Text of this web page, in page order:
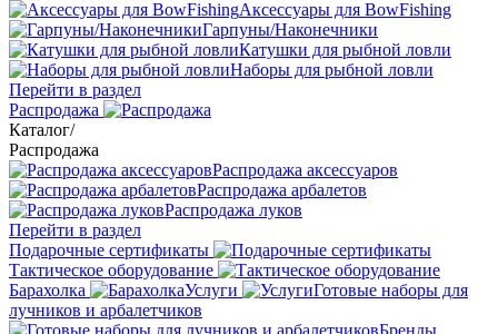
Аксессуары для BowFishing
Гарпуны/Наконечники
Катушки для рыбной ловли
Наборы для рыбной ловли
Перейти в раздел
Распродажа
Каталог/
Распродажа
Распродажа аксессуаров
Распродажа арбалетов
Распродажа луков
Перейти в раздел
Подарочные сертификаты
Тактическое оборудование
Барахолка
Услуги
Готовые наборы для
лучников и арбалетчиков
Бренды